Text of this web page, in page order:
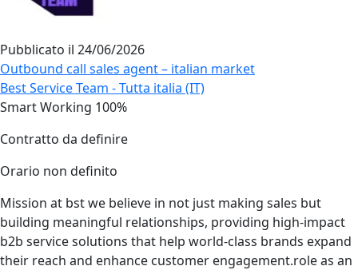
Pubblicato il 24/06/2026
Outbound call sales agent – italian market
Best Service Team - Tutta italia (IT)
Smart Working 100%
Contratto da definire
Orario non definito
Mission at bst we believe in not just making sales but
building meaningful relationships, providing high‑impact
b2b service solutions that help world‑class brands expand
their reach and enhance customer engagement.role as an